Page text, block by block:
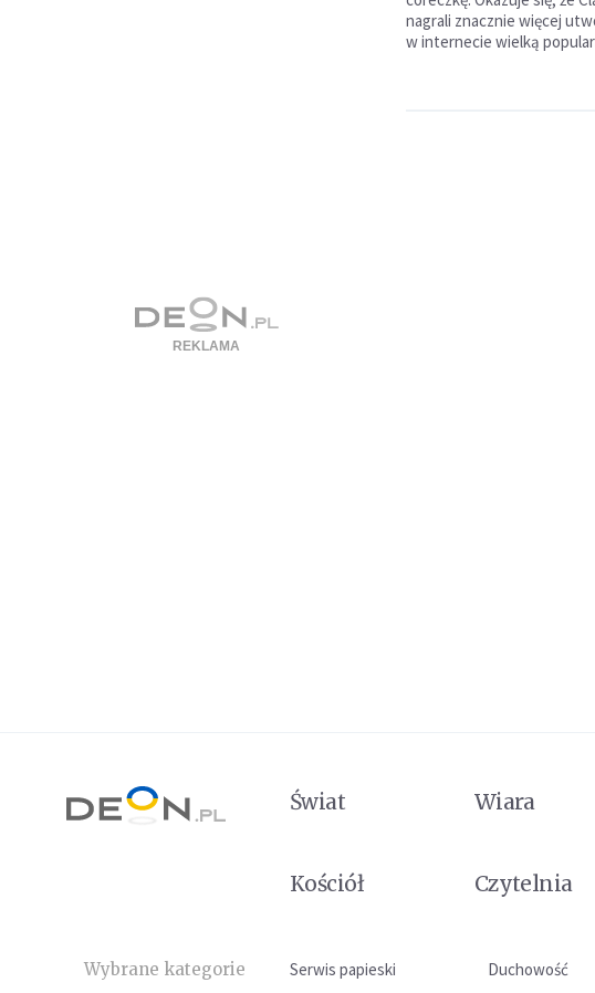
nagrali znacznie więcej
w internecie wielką
Świat Wiara
Kościół
Czytelnia
Wybrane kategorie Serwis papieski Duchowość